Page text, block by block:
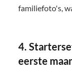
familiefoto's,
4.
eerste